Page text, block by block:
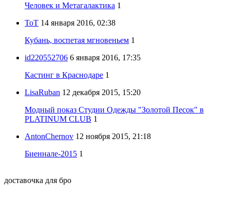
Человек и Метагалактика 1
ToT 14 января 2016, 02:38
Кубань, воспетая мгновеньем 1
id220552706 6 января 2016, 17:35
Кастинг в Краснодаре 1
LisaRuban 12 декабря 2015, 15:20
Модный показ Студии Одежды "Золотой Песок" в
PLATINUM CLUB 1
AntonChernov 12 ноября 2015, 21:18
Биеннале-2015 1
доставочка для бро